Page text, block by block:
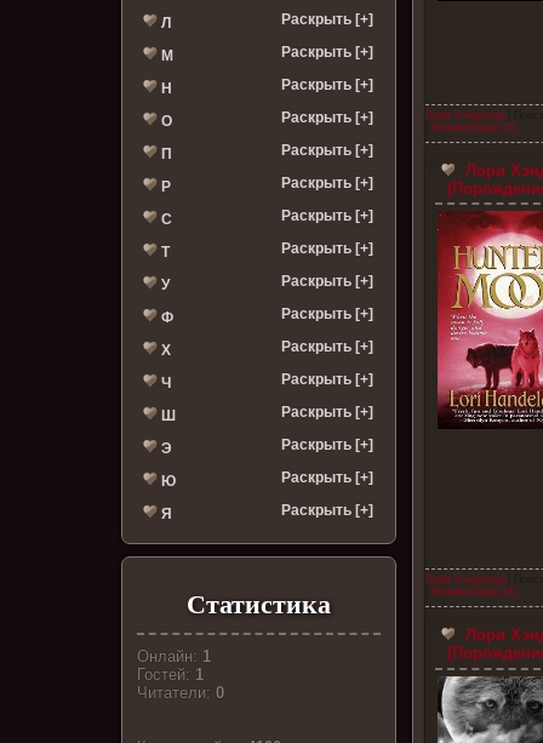
Л Раскрыть [+]
М Раскрыть [+]
Н Раскрыть [+]
О Раскрыть [+]
П Раскрыть [+]
Р Раскрыть [+]
С Раскрыть [+]
Т Раскрыть [+]
У Раскрыть [+]
Ф Раскрыть [+]
Х Раскрыть [+]
Ч Раскрыть [+]
Ш Раскрыть [+]
Э Раскрыть [+]
Ю Раскрыть [+]
Я Раскрыть [+]
Статистика
Онлайн: 1
Гостей: 1
Читатели:0
Лори Хэндленд
Комментарии (0)
Лори
Лори Хэндленд
Комментарии (4)
Лори